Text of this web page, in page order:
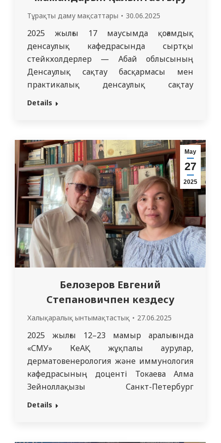
Тұрақты даму мақсаттары 30.06.2025
2025 жылғы 17 маусымда қоғамдық
денсаулық кафедрасында сыртқы
стейкхолдерлер — Абай облысының
Денсаулық сақтау басқармасы мен
практикалық денсаулық сақтау
өкілдерінің қатысуымен дөңгелек үстел
педагогикалық және бейіндік бағыттар)
мамандығы бойынша магистратураның
элективті пәндерінің жаңартылған
каталогы ұсынылды. Жұмыс берушілерге
пәндердің мақсаттары, оқытудың
түпкілікті нәтижелері ұсынылды, сондай
– ақ…
Details
Мау
27
2025
Белозеров Евгений
Степановичпен кездесу
Халықаралық ынтымақтастық 27.06.2025
2025 жылғы 12–23 мамыр аралығында
«СМУ» КеАҚ жұқпалы аурулар,
дерматовенерология және иммунология
кафедрасының доценті Токаева Алма
Зейноллақызы Санкт-Петербург
қаласындағы И.И. Мечников атындағы
Details